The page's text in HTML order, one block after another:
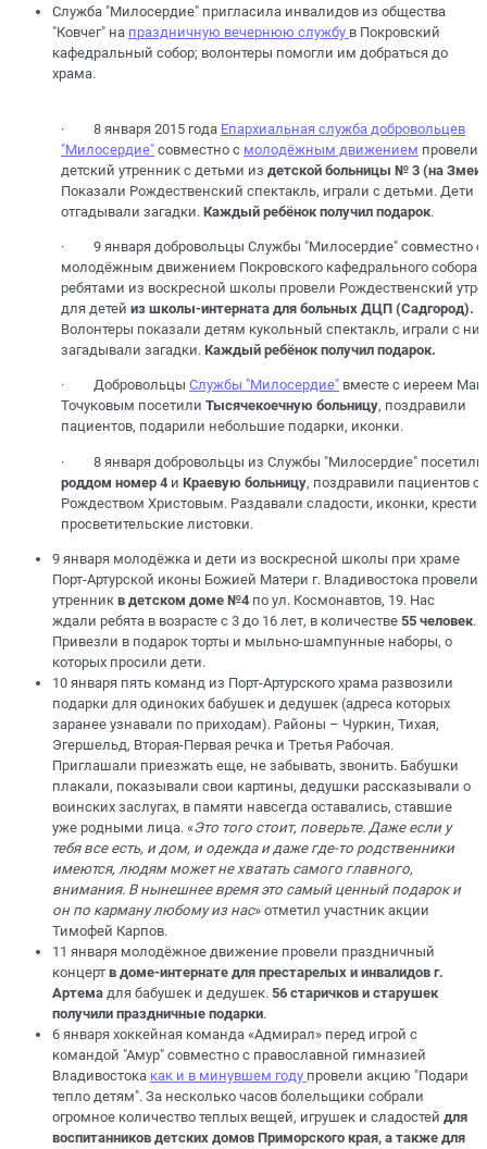
Служба "Милосердие" пригласила инвалидов из общества
"Ковчег" на праздничную вечернюю службу в Покровский
кафедральный собор; волонтеры помогли им добраться до
храма.
· 8 января 2015 года Епархиальная служба добровольцев
"Милосердие" совместно с молодёжным движением провели
детский утренник с детьми из детской больницы № 3 (на
Показали Рождественский спектакль, играли с детьми. Дети
отгадывали загадки. Каждый ребёнок получил подарок.
· 9 января добровольцы Службы "Милосердие" совместно с
молодёжным движением Покровского кафедрального собора
ребятами из воскресной школы провели Рождественский
для детей из школы-интерната для больных ДЦП (Садгород).
Волонтеры показали детям кукольный спектакль, играли с
загадывали загадки. Каждый ребёнок получил подарок.
· Добровольцы Службы "Милосердие" вместе с иереем
Точуковым посетили Тысячекоечную больницу, поздравили
пациентов, подарили небольшие подарки, иконки.
· 8 января добровольцы из Службы "Милосердие" посетили
роддом номер 4 и Краевую больницу, поздравили пациентов с
Рождеством Христовым. Раздавали сладости, иконки,
просветительские листовки.
9 января молодёжка и дети из воскресной школы при храме
Порт-Артурской иконы Божией Матери г. Владивостока провели
утренник в детском доме №4 по ул. Космонавтов, 19. Нас
ждали ребята в возрасте с 3 до 16 лет, в количестве 55 человек.
Привезли в подарок торты и мыльно-шампунные наборы, о
которых просили дети.
10 января пять команд из Порт-Артурского храма развозили
подарки для одиноких бабушек и дедушек (адреса которых
заранее узнавали по приходам). Районы – Чуркин, Тихая,
Эгершельд, Вторая-Первая речка и Третья Рабочая.
Приглашали приезжать еще, не забывать, звонить. Бабушки
плакали, показывали свои картины, дедушки рассказывали о
воинских заслугах, в памяти навсегда оставались, ставшие
уже родными лица. «Это того стоит, поверьте. Даже если у
тебя все есть, и дом, и одежда и даже где-то родственники
имеются, людям может не хватать самого главного,
внимания. В нынешнее время это самый ценный подарок и
он по карману любому из нас» отметил участник акции
Тимофей Карпов.
11 января молодёжное движение провели праздничный
концерт в доме-интернате для престарелых и инвалидов г.
Артема для бабушек и дедушек. 56 старичков и старушек
получили праздничные подарки.
6 января хоккейная команда «Адмирал» перед игрой с
командой "Амур" совместно с православной гимназией
Владивостока как и в минувшем году провели акцию "Подари
тепло детям". За несколько часов болельщики собрали
огромное количество теплых вещей, игрушек и сладостей для
воспитанников детских домов Приморского края, а также для